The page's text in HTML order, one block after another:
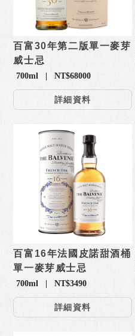
百富30年第二版單一麥芽
威士忌
700ml | NT$68000
詳細資料
百富16年法國皮諾甜酒桶
單一麥芽威士忌
700ml | NT$3490
詳細資料